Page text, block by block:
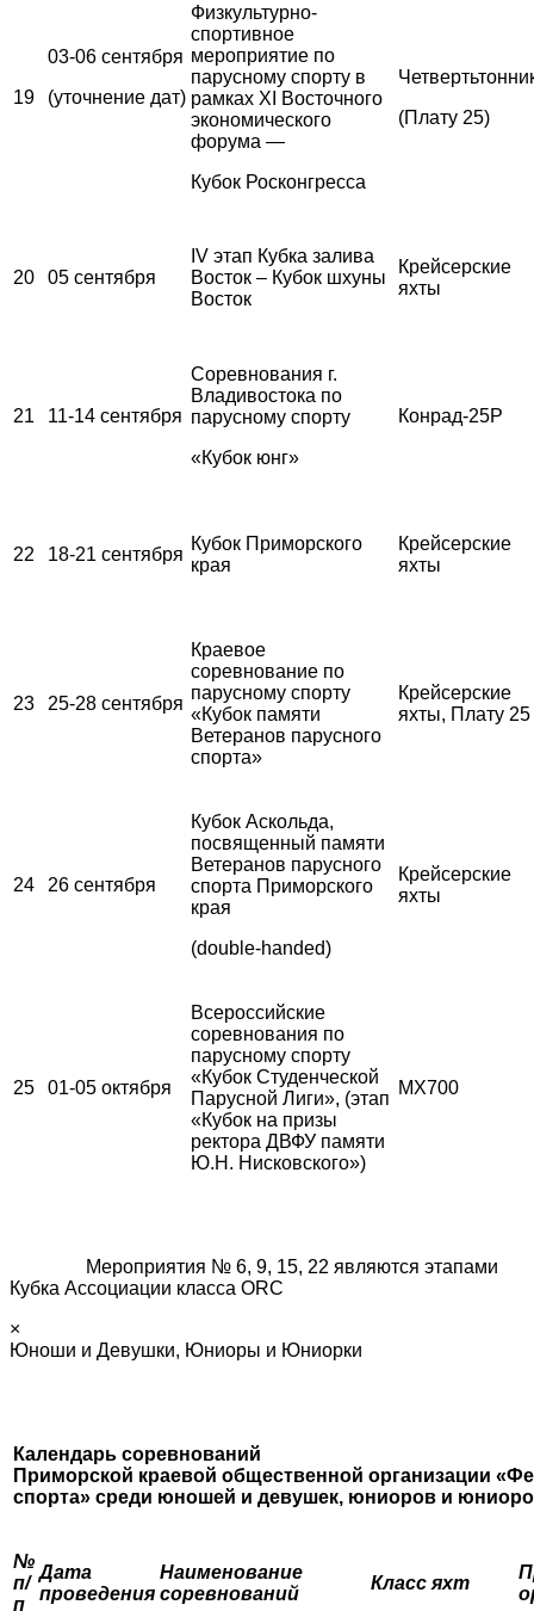
19
03-06 сентября
(уточнение дат)
Физкультурно-
спортивное
мероприятие по
парусному спорту в
рамках XI Восточного
экономического
форума —
Кубок Росконгресса
(Плату 25)
20 05 сентября
IV этап Кубка залива
Восток – Кубок шхуны
Восток
Крейсерские
яхты
21 11-14 сентября
Соревнования г.
Владивостока по
парусному спорту
«Кубок юнг»
Конрад-25Р
22 18-21 сентября
Кубок Приморского
края
Крейсерские
яхты
23 25-28 сентября
Краевое
соревнование по
парусному спорту
«Кубок памяти
Ветеранов парусного
спорта»
Крейсерские
яхты, Плату 25
24 26 сентября
Кубок Аскольда,
посвященный памяти
Ветеранов парусного
спорта Приморского
края
(double-handed)
Крейсерские
яхты
25 01-05 октября
Всероссийские
соревнования по
парусному спорту
«Кубок Студенческой
Парусной Лиги», (этап
«Кубок на призы
ректора ДВФУ памяти
Ю.Н. Нисковского»)
MX700
Мероприятия № 6, 9, 15, 22 являются этапами
Кубка Ассоциации класса ORC
×
Юноши и Девушки, Юниоры и Юниорки
Календарь соревнований
Приморской краевой общественной организации
спорта» среди юношей и девушек, юниоров и
№
п/
п
Дата
проведения
Наименование
соревнований
Класс яхт